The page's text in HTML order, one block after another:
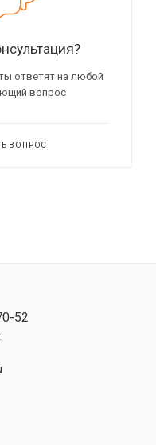
ответят на любой
вопрос
ВОПРОС
52